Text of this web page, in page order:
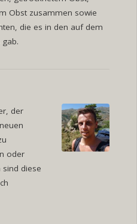
Obst zusammen sowie
die es in den auf dem
der
oder
diese